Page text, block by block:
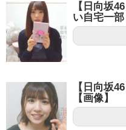
【日向坂
い自宅一部
【日向坂
【画像】